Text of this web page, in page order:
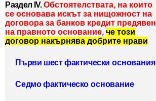
Раздел ІV.Обстоятелствата, на които
се основава искът за нищожност на
договора за банков кредит предявен
на правното основание,че този
договор накърнява добрите нрави
Първи шест фактически основания
Седмо фактическо основание